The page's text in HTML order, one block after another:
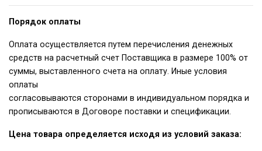
Порядок оплаты
Оплата осуществляется путем перечисления денежных
средств на расчетный счет Поставщика в размере 100% от
суммы, выставленного счета на оплату. Иные условия
оплаты
согласовываются сторонами в индивидуальном порядка и
прописываются в Договоре поставки и спецификации.
Цена товара определяется исходя из условий заказа: